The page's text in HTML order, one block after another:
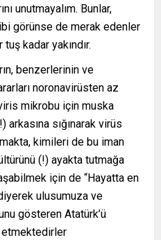
unutmayalım. Bunlar,
görünse de merak edenler
kadar yakındır.
benzerlerinin ve
noronavirüsten az
mikrobu için muska
arkasına sığınarak virüs
kimileri de bu iman
(!) ayakta tutmağa
için de “Hayatta en
ulusumuza ve
gösteren Atatürk’ü
etmektedirler